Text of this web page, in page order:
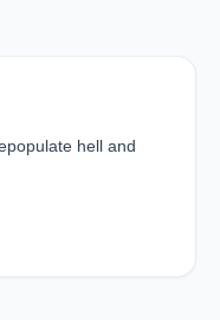
hell and